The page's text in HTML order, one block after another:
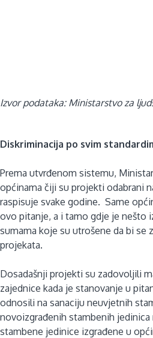
Izvor podataka: Ministarstvo za
Diskriminacija po svim
Prema utvrđenom sistemu,
općinama čiji su projekti odabrani
raspisuje svake godine. Same
ovo pitanje, a i tamo gdje je nešto
sumama koje su utrošene da bi se
projekata.
Dosadašnji projekti su zadovoljili
zajednice kada je stanovanje u
odnosili na sanaciju neuvjetnih
novoizgrađenih stambenih jedinica
stambene jedinice izgrađene u